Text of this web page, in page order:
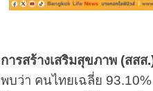
การสร้างเสริมสุขภาพ (สสส
พบว่า คนไทยเฉลี่ย